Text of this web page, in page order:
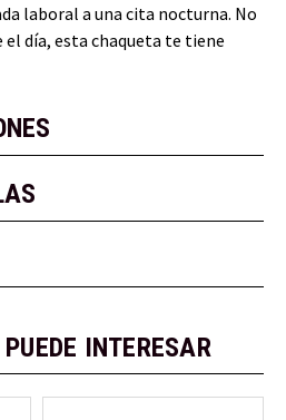
laboral a una cita nocturna. No
día, esta chaqueta te tiene
INTERESAR